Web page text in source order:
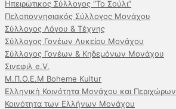
Ηπειρώτικος Σύλλογος “Το Σούλι”
Πελοποννησιακός Σύλλογος Μονάχου
Σύλλογος Λόγου & Τέχνης
Σύλλογος Γονέων Λυκείου Μονάχου
Σύλλογος Γονέων & Κηδεμόνων Μονάχου
Σινεφιλ e.V.
Μ.Π.Ο.Ε.Μ Boheme Kultur
Ελληνική Κοινότητα Μονάχου και Περιχώρων
Κοινότητα των Ελλήνων Μονάχου